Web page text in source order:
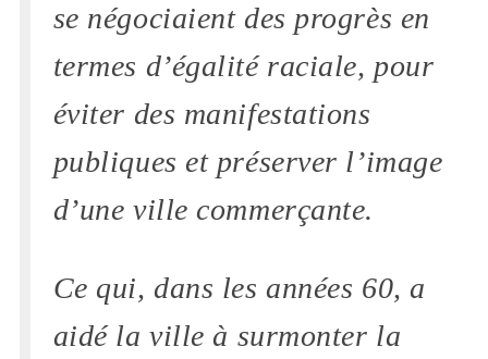
se négociaient des progrès en
termes d’égalité raciale, pour
éviter des manifestations
publiques et préserver l’image
d’une ville commerçante.
Ce qui, dans les années 60, a
aidé la ville à surmonter la